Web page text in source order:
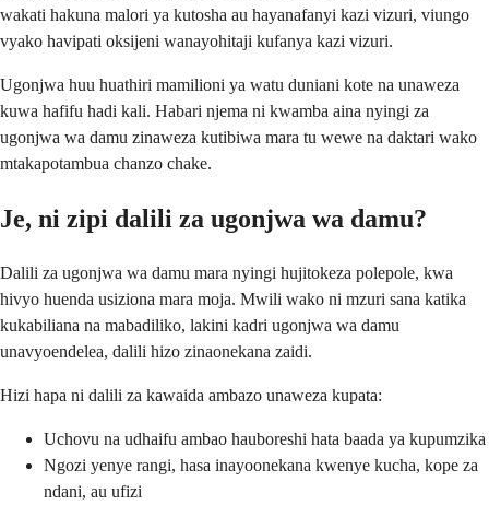
wakati hakuna malori ya kutosha au hayanafanyi kazi vizuri, viungo
vyako havipati oksijeni wanayohitaji kufanya kazi vizuri.
Ugonjwa huu huathiri mamilioni ya watu duniani kote na unaweza
kuwa hafifu hadi kali. Habari njema ni kwamba aina nyingi za
ugonjwa wa damu zinaweza kutibiwa mara tu wewe na daktari wako
mtakapotambua chanzo chake.
Je, ni zipi dalili za ugonjwa wa damu?
Dalili za ugonjwa wa damu mara nyingi hujitokeza polepole, kwa
hivyo huenda usiziona mara moja. Mwili wako ni mzuri sana katika
kukabiliana na mabadiliko, lakini kadri ugonjwa wa damu
unavyoendelea, dalili hizo zinaonekana zaidi.
Hizi hapa ni dalili za kawaida ambazo unaweza kupata:
Uchovu na udhaifu ambao hauboreshi hata baada ya kupumzika
Ngozi yenye rangi, hasa inayoonekana kwenye kucha, kope za
ndani, au ufizi